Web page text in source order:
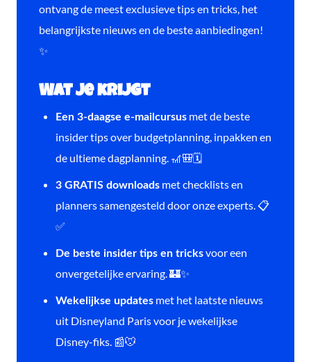
ontvang de meest exclusieve tips en tricks, het
belangrijkste nieuws en de beste aanbiedingen!
✨
Wat je krijgt
Een 3-daagse e-mailcursus met de beste
insider tips over budgetplanning, inpakken en
de ultieme dagplanning. 🎢🎒🗓️
3 GRATIS downloads met checklists en
planners samengesteld door onze experts. 📋
✅
De beste insider tips en tricksvoor een
onvergetelijke ervaring. 🏰✨
Wekelijkse updates met het laatste nieuws
uit Disneyland Paris voor je wekelijkse
Disney-fiks. 📰🐭